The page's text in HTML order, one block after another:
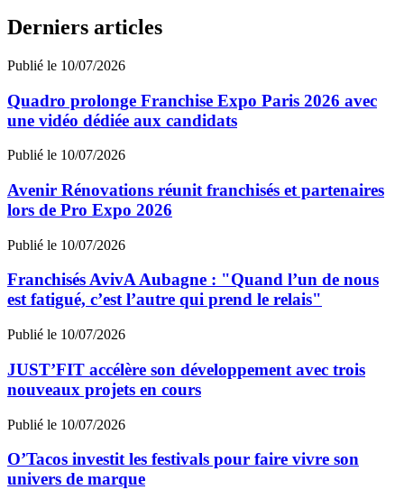
Derniers articles
Publié le 10/07/2026
Quadro prolonge Franchise Expo Paris 2026 avec
une vidéo dédiée aux candidats
Publié le 10/07/2026
Avenir Rénovations réunit franchisés et partenaires
lors de Pro Expo 2026
Publié le 10/07/2026
Franchisés AvivA Aubagne : "Quand l’un de nous
est fatigué, c’est l’autre qui prend le relais"
Publié le 10/07/2026
JUST’FIT accélère son développement avec trois
nouveaux projets en cours
Publié le 10/07/2026
O’Tacos investit les festivals pour faire vivre son
univers de marque